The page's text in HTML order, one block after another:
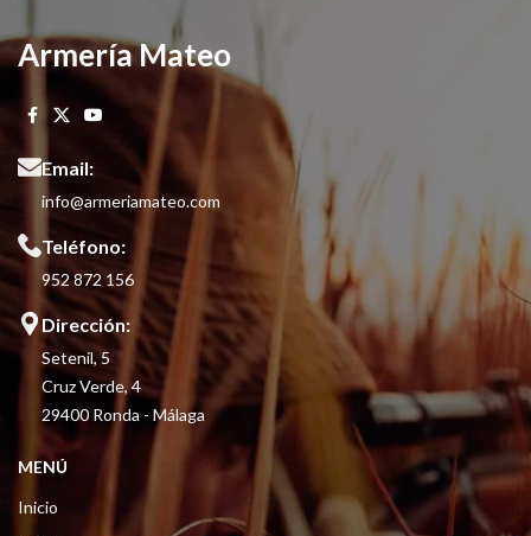
Armería Mateo
Email:
info@armeriamateo.com
Teléfono:
952 872 156
Dirección:
Setenil, 5
Cruz Verde, 4
29400 Ronda - Málaga
MENÚ
Inicio